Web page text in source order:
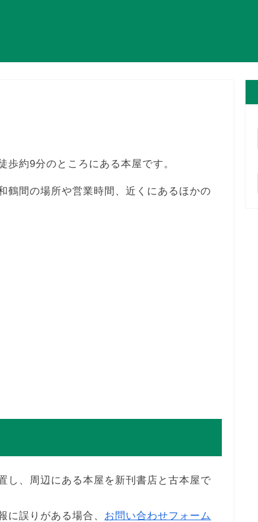
歩約9分のところにある本屋です。
鶴間の場所や営業時間、近くにあるほかの
し、周辺にある本屋を新刊書店と古本屋で
に誤りがある場合、 お問い合わせフォーム